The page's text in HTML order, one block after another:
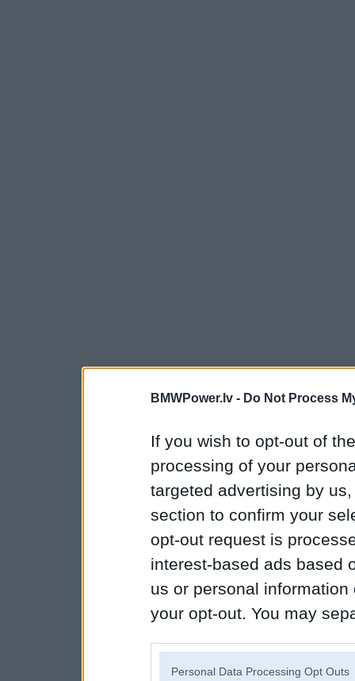
BMWPower.lv - Do Not Process
If you wish to opt-out of
processing of your
targeted advertising by
section to confirm your
opt-out request is
interest-based ads based
us or personal
your opt-out. You may
Personal Data Processing Opt Outs